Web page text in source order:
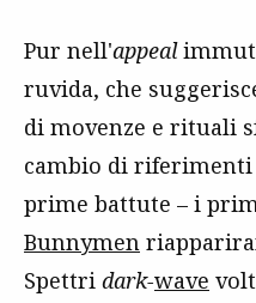
Pur nell'appeal
ruvida, che
di movenze e rituali
cambio di
prime battute – i
Bunnymen
Spettri dark-wave